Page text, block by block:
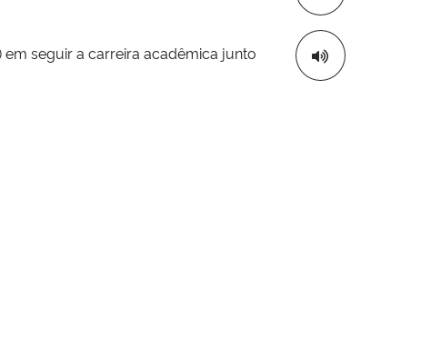
seguir a carreira acadêmica junto